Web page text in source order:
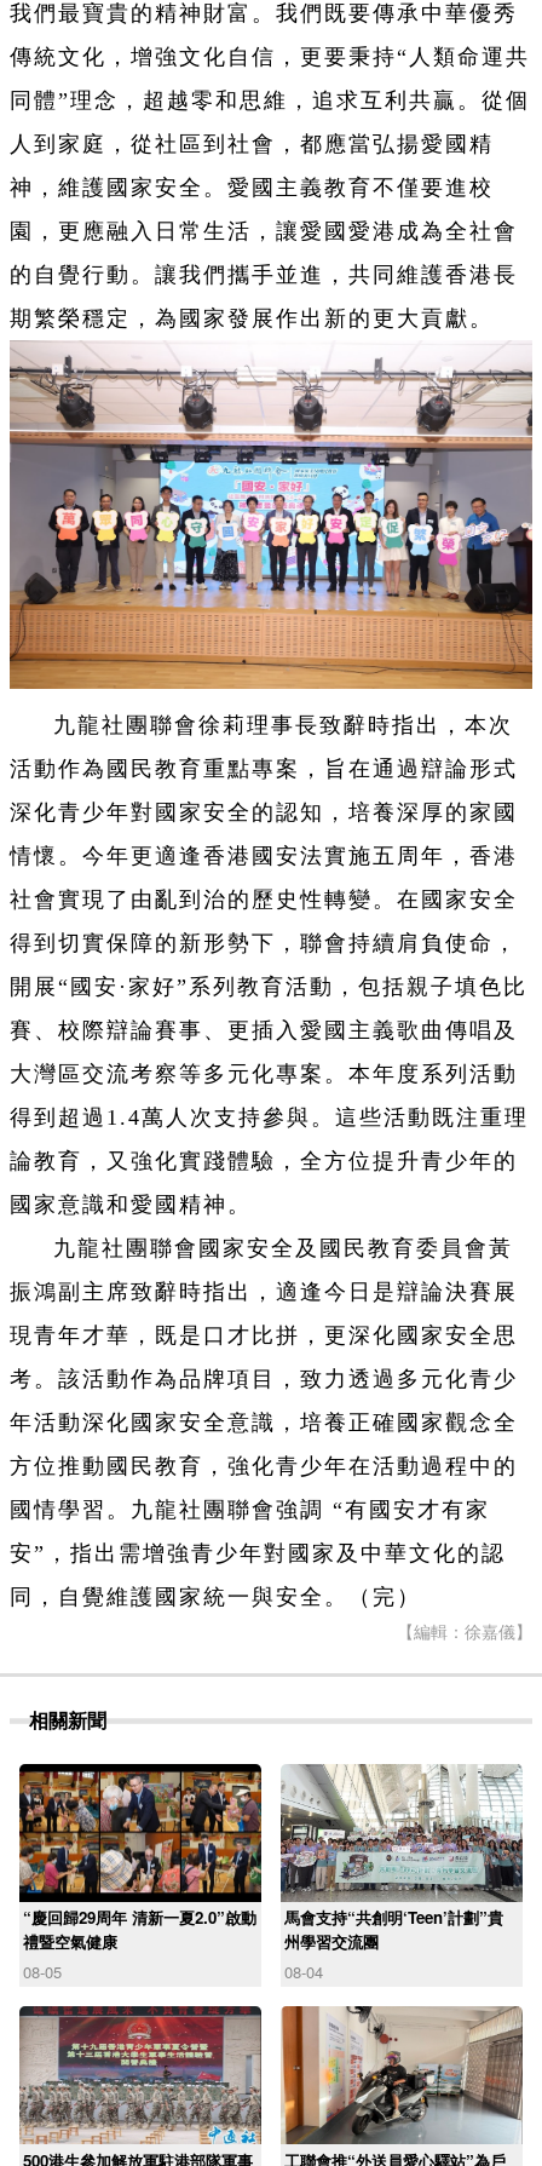
我們最寶貴的精神財富。我們既要傳承中華優秀
傳統文化，增強文化自信，更要秉持“人類命運共
同體”理念，超越零和思維，追求互利共贏。從個
人到家庭，從社區到社會，都應當弘揚愛國精
神，維護國家安全。愛國主義教育不僅要進校
園，更應融入日常生活，讓愛國愛港成為全社會
的自覺行動。讓我們攜手並進，共同維護香港長
期繁榮穩定，為國家發展作出新的更大貢獻。
九龍社團聯會徐莉理事長致辭時指出，本次
活動作為國民教育重點專案，旨在通過辯論形式
深化青少年對國家安全的認知，培養深厚的家國
情懷。今年更適逢香港國安法實施五周年，香港
社會實現了由亂到治的歷史性轉變。在國家安全
得到切實保障的新形勢下，聯會持續肩負使命，
開展“國安·家好”系列教育活動，包括親子填色比
賽、校際辯論賽事、更插入愛國主義歌曲傳唱及
大灣區交流考察等多元化專案。本年度系列活動
得到超過1.4萬人次支持參與。這些活動既注重理
論教育，又強化實踐體驗，全方位提升青少年的
國家意識和愛國精神。
九龍社團聯會國家安全及國民教育委員會黃
振鴻副主席致辭時指出，適逢今日是辯論決賽展
現青年才華，既是口才比拼，更深化國家安全思
考。該活動作為品牌項目，致力透過多元化青少
年活動深化國家安全意識，培養正確國家觀念全
方位推動國民教育，強化青少年在活動過程中的
國情學習。九龍社團聯會強調 “有國安才有家
安”，指出需增強青少年對國家及中華文化的認
同，自覺維護國家統一與安全。（完）
【編輯：徐嘉儀】
相關新聞
“慶回歸29周年 清新一夏2.0”啟動
禮暨空氣健康
08-05
馬會支持“共創明‘Teen’計劃”貴
州學習交流團
08-04
500港生參加解放軍駐港部隊軍事 工聯會推“外送員愛心驛站”為戶